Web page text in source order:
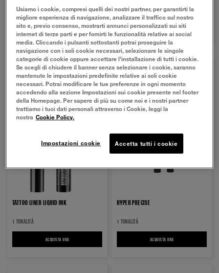
4 TONALITÀ
ACQUISTA ORASCULPTING STIX MATITA OCCHI 2 IN 1
1 TONALITÀ
ACQUISTA ORATATTOO LINER INK PEN
TATTOO LINER LIQUID INK​
1 TONALITÀ
ACQUISTA ORA
HYPER PRECISE
1 TONALITÀ
ACQUISTA ORA
Usiamo i cookie, compresi quelli dei nostri partner, per garantirti la
migliore esperienza di navigazione, analizzare il traffico sul nostro
sito e, previo consenso, mostrarti annunci personalizzati sui siti
internet di terze parti e per fornirti le funzionalità relative ai social
media. Cliccando i pulsanti sottostanti potrai proseguire la
navigazione con i soli cookie necessari, selezionare le singole
categorie di cookie oppure accettare l’installazione di tutti i cookie.
Se scegli di chiudere il banner senza selezionare i cookie, saranno
mantenute le impostazioni predefinite relative ai soli cookie
necessari. Potrai modificare le tue preferenze in ogni momento
accedendo alla sezione Impostazioni sui cookie presente nel footer
della Homepage. Per sapere di più su come noi e i nostri partner
trattiamo i tuoi dati personali attraverso i Cookie, leggi la
nostra Cookie Policy.
Impostazioni cookie Accetta tutti i cookie